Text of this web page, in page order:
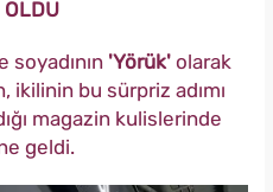
OLDU
soyadının 'Yörük' olarak
bu sürpriz adımı
magazin kulislerinde
geldi.